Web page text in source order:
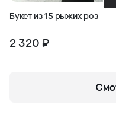
Букет из 15 рыжих роз
2 320 ₽